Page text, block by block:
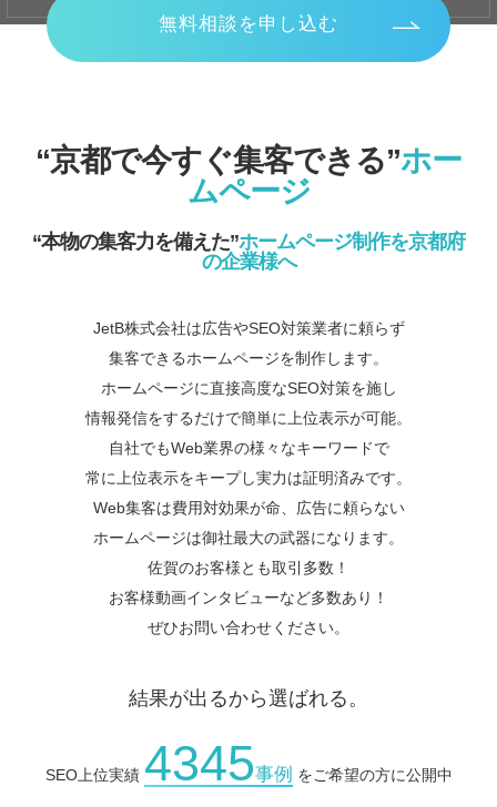
無料相談を申し込む
“京都で今すぐ集客できる”ホー
ムページ
“本物の集客力を備えた”ホームページ制作を京都府
の企業様へ
JetB株式会社は広告やSEO対策業者に頼らず
集客できるホームページを制作します。
ホームページに直接高度なSEO対策を施し
情報発信をするだけで簡単に上位表示が可能。
自社でもWeb業界の様々なキーワードで
常に上位表示をキープし実力は証明済みです。
Web集客は費用対効果が命、広告に頼らない
ホームページは御社最大の武器になります。
佐賀のお客様とも取引多数！
お客様動画インタビューなど多数あり！
ぜひお問い合わせください。
結果が出るから選ばれる。
SEO上位実績 4345事例 をご希望の方に公開中